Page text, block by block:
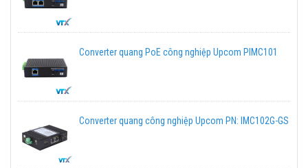
Converter quang PoE công nghiệp Upcom PIMC101
Converter quang công nghiệp Upcom PN: IMC102G-GS